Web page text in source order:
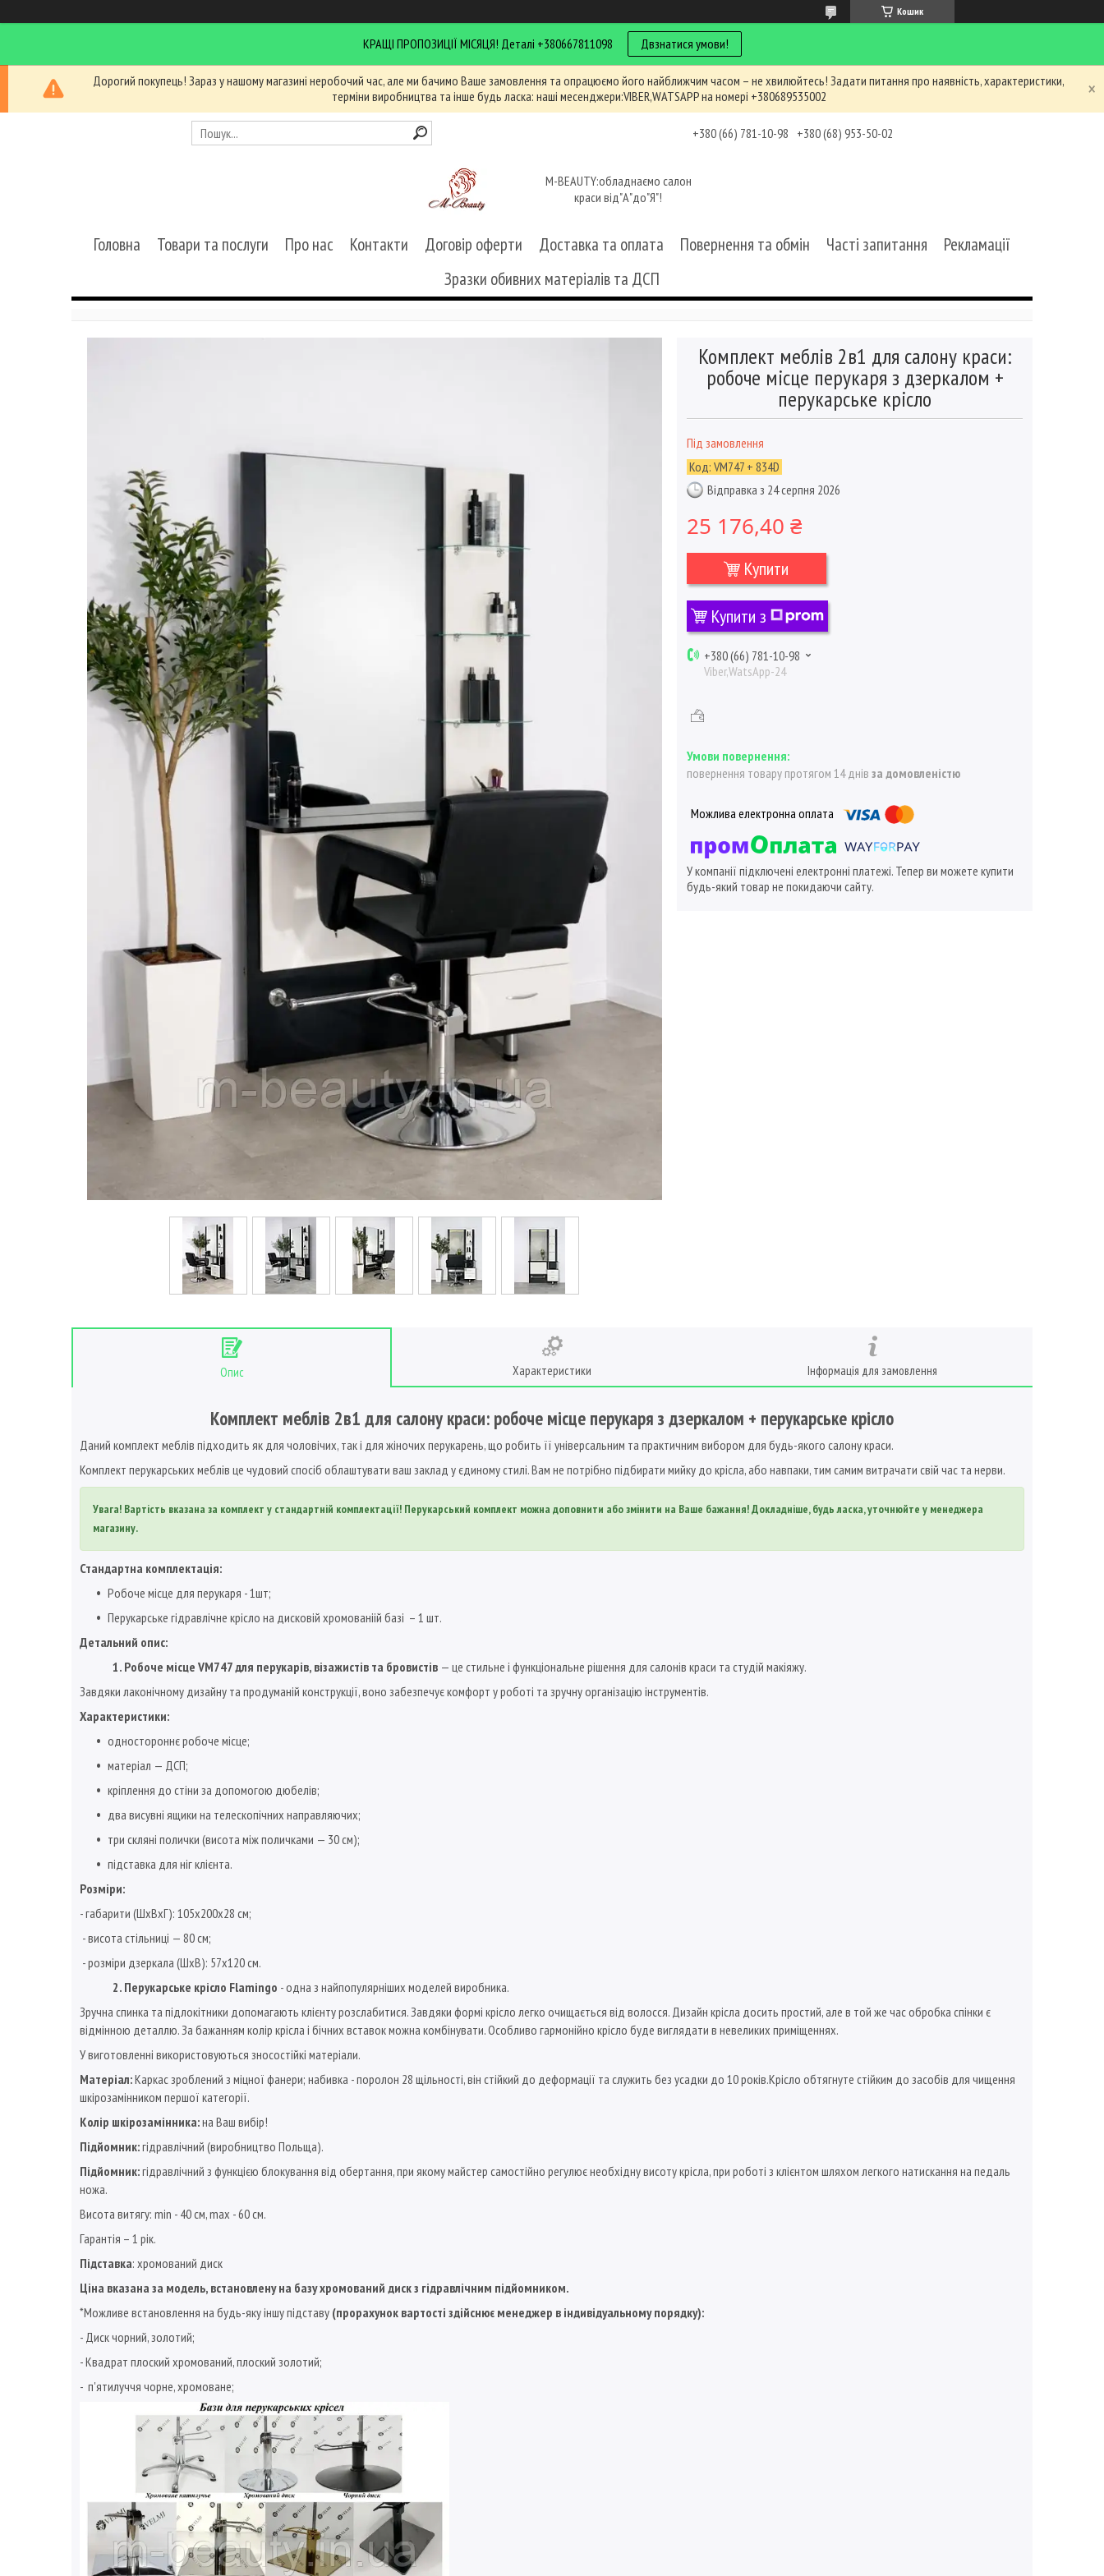
Кошик
КРАЩІ ПРОПОЗИЦІЇ МІСЯЦЯ! Деталі +380667811098 Двзнатися умови!
Дорогий покупець! Зараз у нашому магазині неробочий час, але ми бачимо Ваше замовлення та опрацюємо його найближчим часом – не хвилюйтесь! Задати питання про наявність, характеристики,
терміни виробництва та інше будь ласка: наші месенджери:VIBER,WATSAPP на номері +380689535002
+380 (66) 781-10-98 +380 (68) 953-50-02
M-BEAUTY:обладнаємо салон
краси від"А"до"Я"!
Головна Товари та послуги Про нас Контакти Договір оферти Доставка та оплата Повернення та обмін Часті запитання
Рекламації
Зразки обивних матеріалів та ДСП
Комплект меблів 2в1 для салону краси:
робоче місце перукаря з дзеркалом +
перукарське крісло
Під замовлення
Код: VM747 + 834D
Відправка з 24 серпня 2026
25 176,40 ₴
Купити
Купити з
+380 (66) 781-10-98
Viber,WatsApp-24
повернення товару протягом 14 днів за домовленістю
У компанії підключені електронні платежі. Тепер ви можете купити
будь-який товар не покидаючи сайту.
Опис Характеристики Інформація для замовлення
Комплект меблів 2в1 для салону краси: робоче місце перукаря з дзеркалом + перукарське крісло
Даний комплект меблів підходить як для чоловічих, так і для жіночих перукарень, що робить її універсальним та практичним вибором для будь-якого салону краси.
Комплект перукарських меблів це чудовий спосіб облаштувати ваш заклад у єдиному стилі. Вам не потрібно підбирати мийку до крісла, або навпаки, тим самим витрачати свій час та нерви.
Увага! Вартість вказана за комплект у стандартній комплектації! Перукарський комплект можна доповнити або змінити на Ваше бажання! Докладніше, будь ласка, уточнюйте у менеджера
магазину.
Стандартна комплектація:
Робоче місце для перукаря - 1шт;
Перукарське гідравлічне крісло на дисковій хромованіій базі – 1 шт.
Детальний опис:
1. Робоче місце VM747 для перукарів, візажистів та бровистів — це стильне і функціональне рішення для салонів краси та студій макіяжу.
Завдяки лаконічному дизайну та продуманій конструкції, воно забезпечує комфорт у роботі та зручну організацію інструментів.
Характеристики:
одностороннє робоче місце;
матеріал — ДСП;
кріплення до стіни за допомогою дюбелів;
два висувні ящики на телескопічних направляючих;
три скляні полички (висота між поличками — 30 см);
підставка для ніг клієнта.
Розміри:
- габарити (ШхВхГ): 105х200х28 см;
- висота стільниці — 80 см;
- розміри дзеркала (ШхВ): 57х120 см.
2. Перукарське крісло Flamingo - одна з найпопулярніших моделей виробника.
Зручна спинка та підлокітники допомагають клієнту розслабитися. Завдяки формі крісло легко очищається від волосся. Дизайн крісла досить простий, але в той же час обробка спінки є
відмінною деталлю. За бажанням колір крісла і бічних вставок можна комбінувати. Особливо гармонійно крісло буде виглядати в невеликих приміщеннях.
У виготовленні використовуються зносостійкі матеріали.
Матеріал:Каркас зроблений з міцної фанери; набивка - поролон 28 щільності, він стійкий до деформації та служить без усадки до 10 років.Крісло обтягнуте стійким до засобів для чищення
шкірозамінником першої категорії.
Колір шкірозамінника:на Ваш вибір!
Підйомник:гідравлічний (виробництво Польща).
Підйомник:гідравлічний з функцією блокування від обертання, при якому майстер самостійно регулює необхідну висоту крісла, при роботі з клієнтом шляхом легкого натискання на педаль
ножа.
Висота витягу: min - 40 см, max - 60 см.
Гарантія – 1 рік.
Підставка: хромований диск
Ціна вказана за модель, встановлену на базу хромований диск з гідравлічним підйомником.
*Можливе встановлення на будь-яку іншу підставу (прорахунок вартості здійснює менеджер в індивідуальному порядку):
- Диск чорний, золотий;
- Квадрат плоский хромований, плоский золотий;
- п'ятилуччя чорне, хромоване;